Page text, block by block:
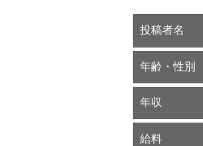
投稿者名
年齢・性別
年収
給料